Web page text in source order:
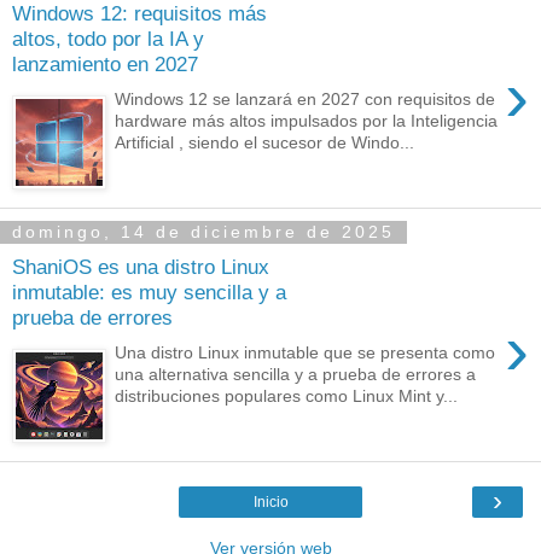
Windows 12: requisitos más
altos, todo por la IA y
lanzamiento en 2027
›
Windows 12 se lanzará en 2027 con requisitos de
hardware más altos impulsados por la Inteligencia
Artificial , siendo el sucesor de Windo...
domingo, 14 de diciembre de 2025
ShaniOS es una distro Linux
inmutable: es muy sencilla y a
prueba de errores
›
Una distro Linux inmutable que se presenta como
una alternativa sencilla y a prueba de errores a
distribuciones populares como Linux Mint y...
›
Inicio
Ver versión web